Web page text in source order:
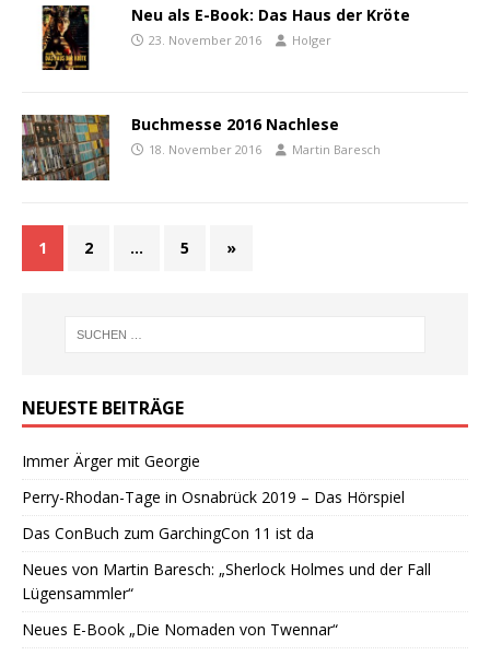
Neu als E-Book: Das Haus der Kröte
23. November 2016 Holger
Buchmesse 2016 Nachlese
18. November 2016 Martin Baresch
1 2 … 5 »
NEUESTE BEITRÄGE
Immer Ärger mit Georgie
Perry-Rhodan-Tage in Osnabrück 2019 – Das Hörspiel
Das ConBuch zum GarchingCon 11 ist da
Neues von Martin Baresch: „Sherlock Holmes und der Fall
Lügensammler“
Neues E-Book „Die Nomaden von Twennar“